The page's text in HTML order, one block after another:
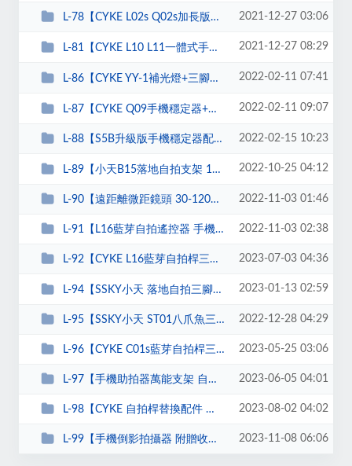
L-78【CYKE L02s Q02s加長版手機自拍桿 三腳架+補光燈】 2021-12-27 03:06
L-81【CYKE L10 L11一體式手機自拍桿+三腳支架 直播補光燈自�... 2021-12-27 08:29
L-86【CYKE YY-1補光燈+三腳架 直播美顏補光燈手機落地3腳支�... 2022-02-11 07:41
L-87【CYKE Q09手機穩定器+補光燈+三腳架+無線遙控+自拍桿五�... 2022-02-11 09:07
L-88【S5B升級版手機穩定器配件收納包 三軸防抖手持雲台自... 2022-02-15 10:23
L-89【小天B15落地自拍支架 180cm懶人支架 直播腳架 手機腳�... 2022-10-25 04:12
L-90【遠距離微距鏡頭 30-120mm手機微距鏡頭】 2022-11-03 01:46
L-91【L16藍芽自拍遙控器 手機自拍器】 2022-11-03 02:38
L-92【CYKE L16藍芽自拍桿三腳架 智能跟拍雲台】 2023-07-03 04:36
L-94【SSKY小天 落地自拍三腳架 兩機位手機夾 橫桿支架 三�... 2023-01-13 02:59
L-95【SSKY小天 ST01八爪魚三腳架】 2022-12-28 04:29
L-96【CYKE C01s藍芽自拍桿三腳架 107cm直播支架】 2023-05-25 03:06
L-97【手機助拍器萬能支架 自拍助拍器】 2023-06-05 04:01
L-98【CYKE 自拍桿替換配件 補光燈 手機夾 適用Q05 Q06 L16】 2023-08-02 04:02
L-99【手機倒影拍攝器 附贈收納包】 2023-11-08 06:06